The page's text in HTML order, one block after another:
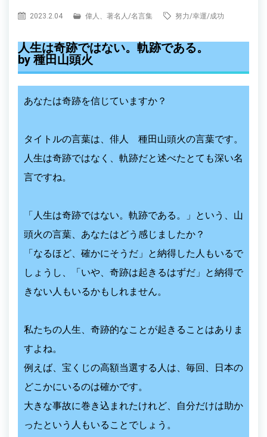
2023.2.04 偉人、著名人 /名言集 努力 /幸運/成功
人生は奇跡ではない。軌跡である。
by 種田山頭火
あなたは奇跡を信じていますか？
タイトルの言葉は、俳人 種田山頭火の言葉です。
人生は奇跡ではなく、軌跡だと述べたとても深い名
言ですね。
「人生は奇跡ではない。軌跡である。」という、山
頭火の言葉、あなたはどう感じましたか？
「なるほど、確かにそうだ」と納得した人もいるで
しょうし、「いや、奇跡は起きるはずだ」と納得で
きない人もいるかもしれません。
私たちの人生、奇跡的なことが起きることはありま
すよね。
例えば、宝くじの高額当選する人は、毎回、日本の
どこかにいるのは確かです。
大きな事故に巻き込まれたけれど、自分だけは助か
ったという人もいることでしょう。